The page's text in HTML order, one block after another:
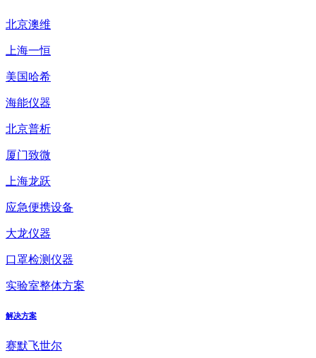
北京澳维
上海一恒
美国哈希
海能仪器
北京普析
厦门致微
上海龙跃
应急便携设备
大龙仪器
口罩检测仪器
实验室整体方案
解决方案
赛默飞世尔